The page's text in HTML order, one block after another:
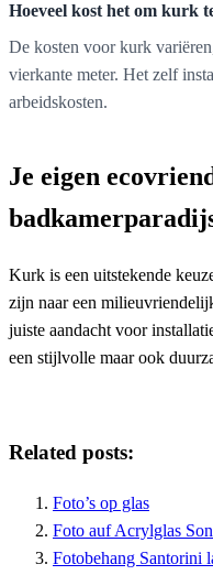
Hoeveel kost het om kurk
De kosten voor kurk
vierkante meter. Het zelf
arbeidskosten.
Je eigen
Kurk is een uitstekende
zijn naar een
juiste aandacht voor
een stijlvolle maar ook
Related posts:
Foto’s op glas
Foto auf Acrylglas
Fotobehang Santorini